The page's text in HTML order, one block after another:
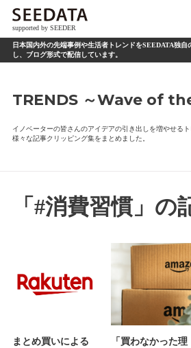
supported by SEEDER
日本国内外の先端事例や生活者トレンドをSEEDATA独自
し、ブログ形式で配信しています。
TRENDS ～Wave of
イノベーターの皆さんのアイデアの引き出しを増やせるト
様々な記事クリッピング集をまとめました。
「#消費習慣」の
まとめ買いによる
「買わなかった理